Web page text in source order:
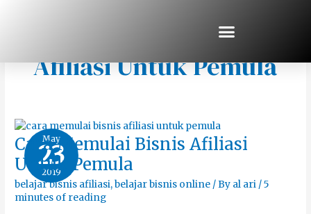
Afiliasi Untuk Pemula
May
23
2019
Cara Memulai Bisnis Afiliasi
Untuk Pemula
belajar bisnis afiliasi,belajar bisnis online / By al ari /5
minutes of reading
Cara
Memulai
Bisnis
Afiliasi
Untuk
Pemula